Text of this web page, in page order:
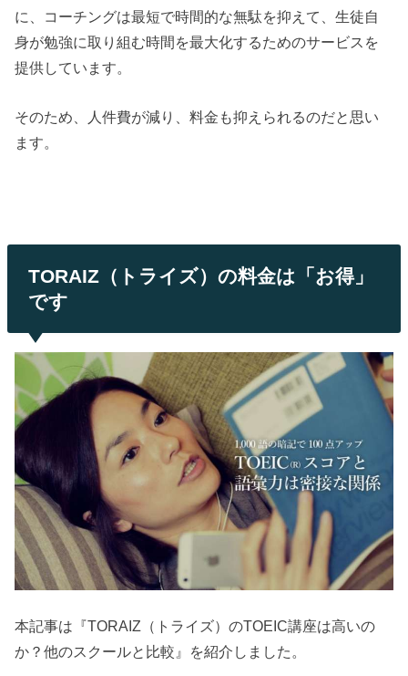
に、コーチングは最短で時間的な無駄を抑えて、生徒自
身が勉強に取り組む時間を最大化するためのサービスを
提供しています。
そのため、人件費が減り、料金も抑えられるのだと思い
ます。
TORAIZ（トライズ）の料金は「お得」
です
本記事は『TORAIZ（トライズ）のTOEIC講座は高いの
か？他のスクールと比較』を紹介しました。